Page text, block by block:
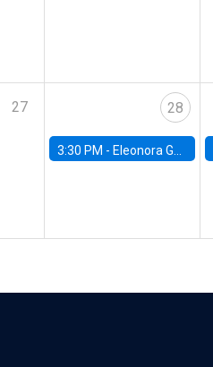
27 28
3:30 PM - Eleonora Guarnieri, Exeter University